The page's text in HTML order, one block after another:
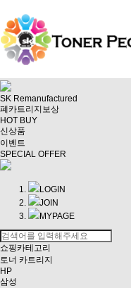
SK Remanufactured
폐카트리지보상
HOT BUY
신상품
이벤트
SPECIAL OFFER
LOGIN
JOIN
MYPAGE
쇼핑카테고리
토너 카트리지
HP
삼성